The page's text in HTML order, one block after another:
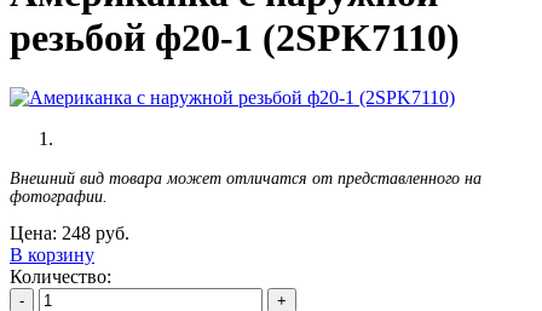
резьбой ф20-1 (2SPK7110)
Внешний вид товара может отличатся от представленного на
фотографии.
Цена: 248 руб.
В корзину
Количество:
- +